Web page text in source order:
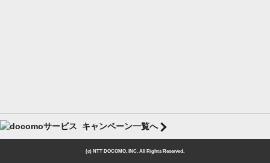
キャンペーン一覧へ
(c) NTT DOCOMO, INC. All Rights Reserved.